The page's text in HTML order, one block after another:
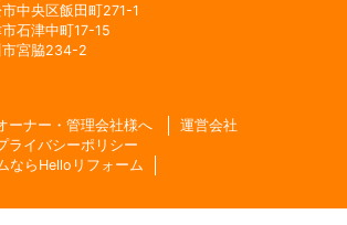
中央区飯田町271-1
石津中町17-15
市宮脇234-2
ーナー・管理会社様へ
運営会社
ライバシーポリシー
ならHelloリフォーム